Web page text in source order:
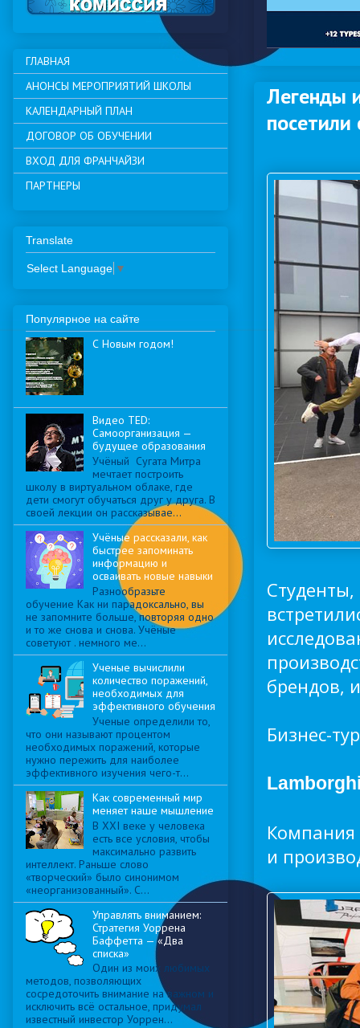
Легенды
посетили
брендов,
Бизнес-
Компания
и
ГЛАВНАЯ
АНОНСЫ МЕРОПРИЯТИЙ ШКОЛЫ
КАЛЕНДАРНЫЙ ПЛАН
ДОГОВОР ОБ ОБУЧЕНИИ
ВХОД ДЛЯ ФРАНЧАЙЗИ
ПАРТНЕРЫ
Translate
Select Language ▼
Популярное на сайте
С Новым годом!
Видео TED:
Самоорганизация —
будущее образования
Учёный Сугата Митра
мечтает построить
школу в виртуальном облаке, где
дети смогут обучаться друг у друга. В
своей лекции он рассказывае...
Учёные рассказали, как
быстрее запоминать
информацию и
осваивать новые навыки
Разнообразьте
обучение Как ни парадоксально, вы
не запомните больше, повторяя одно
и то же снова и снова. Учёные
советуют . немного ме...
Ученые вычислили
количество поражений,
необходимых для
эффективного обучения
Ученые определили то,
что они называют процентом
необходимых поражений, которые
нужно пережить для наиболее
эффективного изучения чего-т...
Как современный мир
меняет наше мышление
В XXI веке у человека
есть все условия, чтобы
максимально развить
интеллект. Раньше слово
«творческий» было синонимом
«неорганизованный». С...
Управлять вниманием:
Стратегия Уоррена
Баффетта — «Два
списка»
Один из моих любимых
методов, позволяющих
сосредоточить внимание на важном и
исключить всё остальное, придумал
известный инвестор Уоррен...